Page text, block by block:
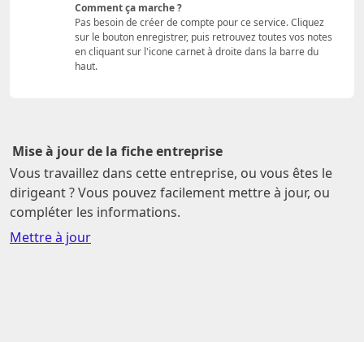
Comment ça marche ?
Pas besoin de créer de compte pour ce service. Cliquez
sur le bouton enregistrer, puis retrouvez toutes vos notes
en cliquant sur l'icone carnet à droite dans la barre du
haut.
Mise à jour de la fiche entreprise
Vous travaillez dans cette entreprise, ou vous êtes le
dirigeant ? Vous pouvez facilement mettre à jour, ou
compléter les informations.
Mettre à jour